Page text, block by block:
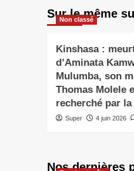
Sur le même
Non classé
Kinshasa :
d’Aminata
Mulumba, son
Thomas Molele
recherché par
Super 4 juin 2026
Nos dernières